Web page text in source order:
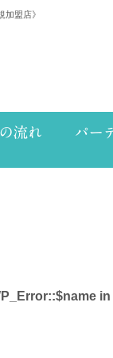
加盟店》
in